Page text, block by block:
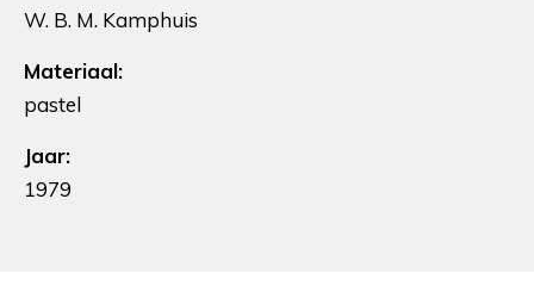
W. B. M. Kamphuis
Materiaal:
pastel
Jaar:
1979